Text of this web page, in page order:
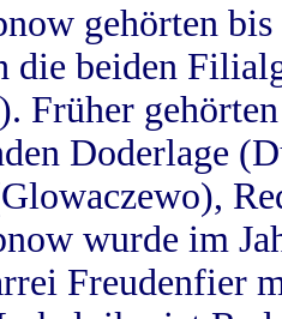
gehörten
die beiden
Früher
Doderlage
wurde im
Freudenfier